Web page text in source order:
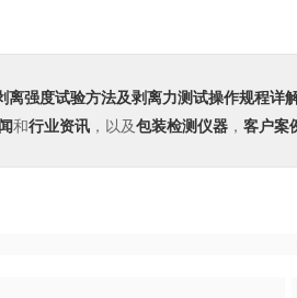
离强度试验方法及剥离力测试操作规程详
和行业资讯 ，以及包装检测仪器 ， 客户案